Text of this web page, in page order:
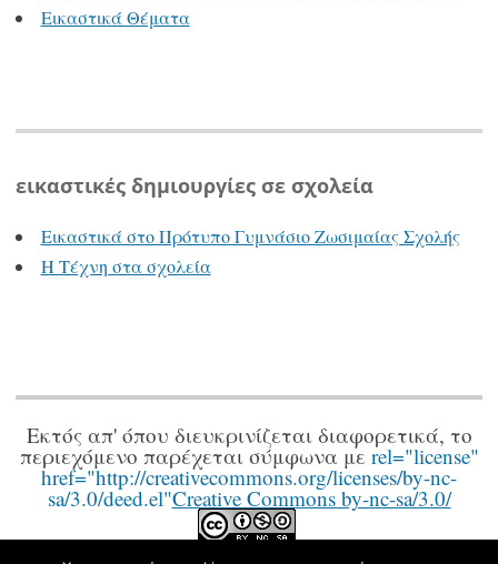
Εικαστικά Θέματα
εικαστικές δημιουργίες σε σχολεία
Εικαστικά στο Πρότυπο Γυμνάσιο Ζωσιμαίας Σχολής
Η Τέχνη στα σχολεία
Εκτός απ' όπου διευκρινίζεται διαφορετικά, το
περιεχόμενο παρέχεται σύμφωνα με rel="license"
href="http://creativecommons.org/licenses/by-nc-
sa/3.0/deed.el"Creative Commons by-nc-sa/3.0/
.